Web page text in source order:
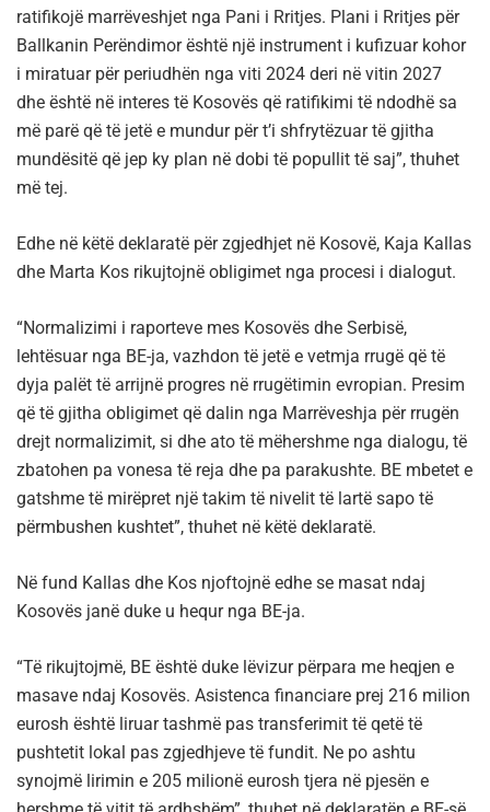
ratifikojë marrëveshjet nga Pani i Rritjes. Plani i Rritjes për
Ballkanin Perëndimor është një instrument i kufizuar kohor
i miratuar për periudhën nga viti 2024 deri në vitin 2027
dhe është në interes të Kosovës që ratifikimi të ndodhë sa
më parë që të jetë e mundur për t’i shfrytëzuar të gjitha
mundësitë që jep ky plan në dobi të popullit të saj”, thuhet
më tej.
Edhe në këtë deklaratë për zgjedhjet në Kosovë, Kaja Kallas
dhe Marta Kos rikujtojnë obligimet nga procesi i dialogut.
“Normalizimi i raporteve mes Kosovës dhe Serbisë,
lehtësuar nga BE-ja, vazhdon të jetë e vetmja rrugë që të
dyja palët të arrijnë progres në rrugëtimin evropian. Presim
që të gjitha obligimet që dalin nga Marrëveshja për rrugën
drejt normalizimit, si dhe ato të mëhershme nga dialogu, të
zbatohen pa vonesa të reja dhe pa parakushte. BE mbetet e
gatshme të mirëpret një takim të nivelit të lartë sapo të
përmbushen kushtet”, thuhet në këtë deklaratë.
Në fund Kallas dhe Kos njoftojnë edhe se masat ndaj
Kosovës janë duke u hequr nga BE-ja.
“Të rikujtojmë, BE është duke lëvizur përpara me heqjen e
masave ndaj Kosovës. Asistenca financiare prej 216 milion
eurosh është liruar tashmë pas transferimit të qetë të
pushtetit lokal pas zgjedhjeve të fundit. Ne po ashtu
synojmë lirimin e 205 milionë eurosh tjera në pjesën e